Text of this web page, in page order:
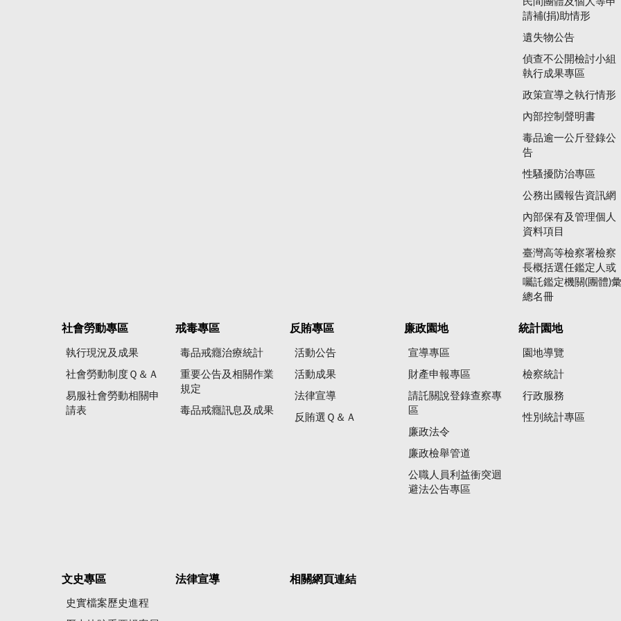
請補(捐)助情形
遺失物公告
偵查不公開檢討小組
執行成果專區
政策宣導之執行情形
內部控制聲明書
毒品逾一公斤登錄公
告
性騷擾防治專區
公務出國報告資訊網
內部保有及管理個人
資料項目
臺灣高等檢察署檢察
長概括選任鑑定人或
囑託鑑定機關(團體)
總名冊
社會勞動專區
執行現況及成果
社會勞動制度Ｑ＆Ａ
易服社會勞動相關申
請表
戒毒專區
毒品戒癮治療統計
重要公告及相關作業
規定
毒品戒癮訊息及成果
反賄專區
活動公告
活動成果
法律宣導
反賄選Ｑ＆Ａ
廉政園地
宣導專區
財產申報專區
請託關說登錄查察專
區
廉政法令
廉政檢舉管道
公職人員利益衝突迴
避法公告專區
統計園地
園地導覽
檢察統計
行政服務
性別統計專區
文史專區
史實檔案歷史進程
法律宣導 相關網頁連結